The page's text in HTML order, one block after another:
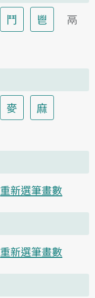
鬥 鬯
鬲
麥 麻
重新選筆畫數
重新選筆畫數